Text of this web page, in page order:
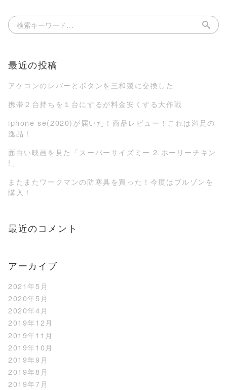
最近の投稿
アケコンのレバーとボタンを三和製に交換した
携帯２台持ちを１台にするが料金安くする大作戦
iphone se(2020)が届いた！商品レビュー！これは満足の
逸品！
面白い映画を見た「スーパーサイズミー 2 ホーリーチキン
!」
またまたワークマンの防寒具を買った！今度はブルゾンを
購入！
最近のコメント
アーカイブ
2021年5月
2020年5月
2020年4月
2019年12月
2019年11月
2019年10月
2019年9月
2019年8月
2019年7月